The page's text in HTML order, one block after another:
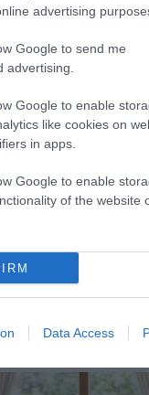
advertising
Google to send me
advertising.
Google to enable
like cookies on
in apps.
Google to enable
of the website
Data Access
nő fiatalabb